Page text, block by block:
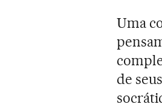
Uma
de